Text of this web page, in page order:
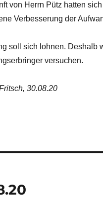
von Herrn Pütz hatten
Verbesserung der
soll sich lohnen. Deshalb
versuchen.
30.08.20